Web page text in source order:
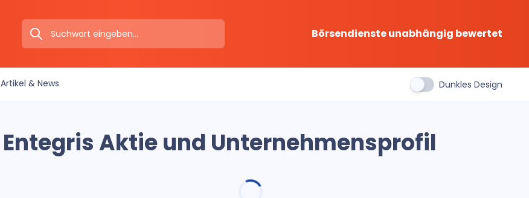
Börsendienste unabhängig bewertet
Artikel & News Dunkles Design
Entegris Aktie und Unternehmensprofil